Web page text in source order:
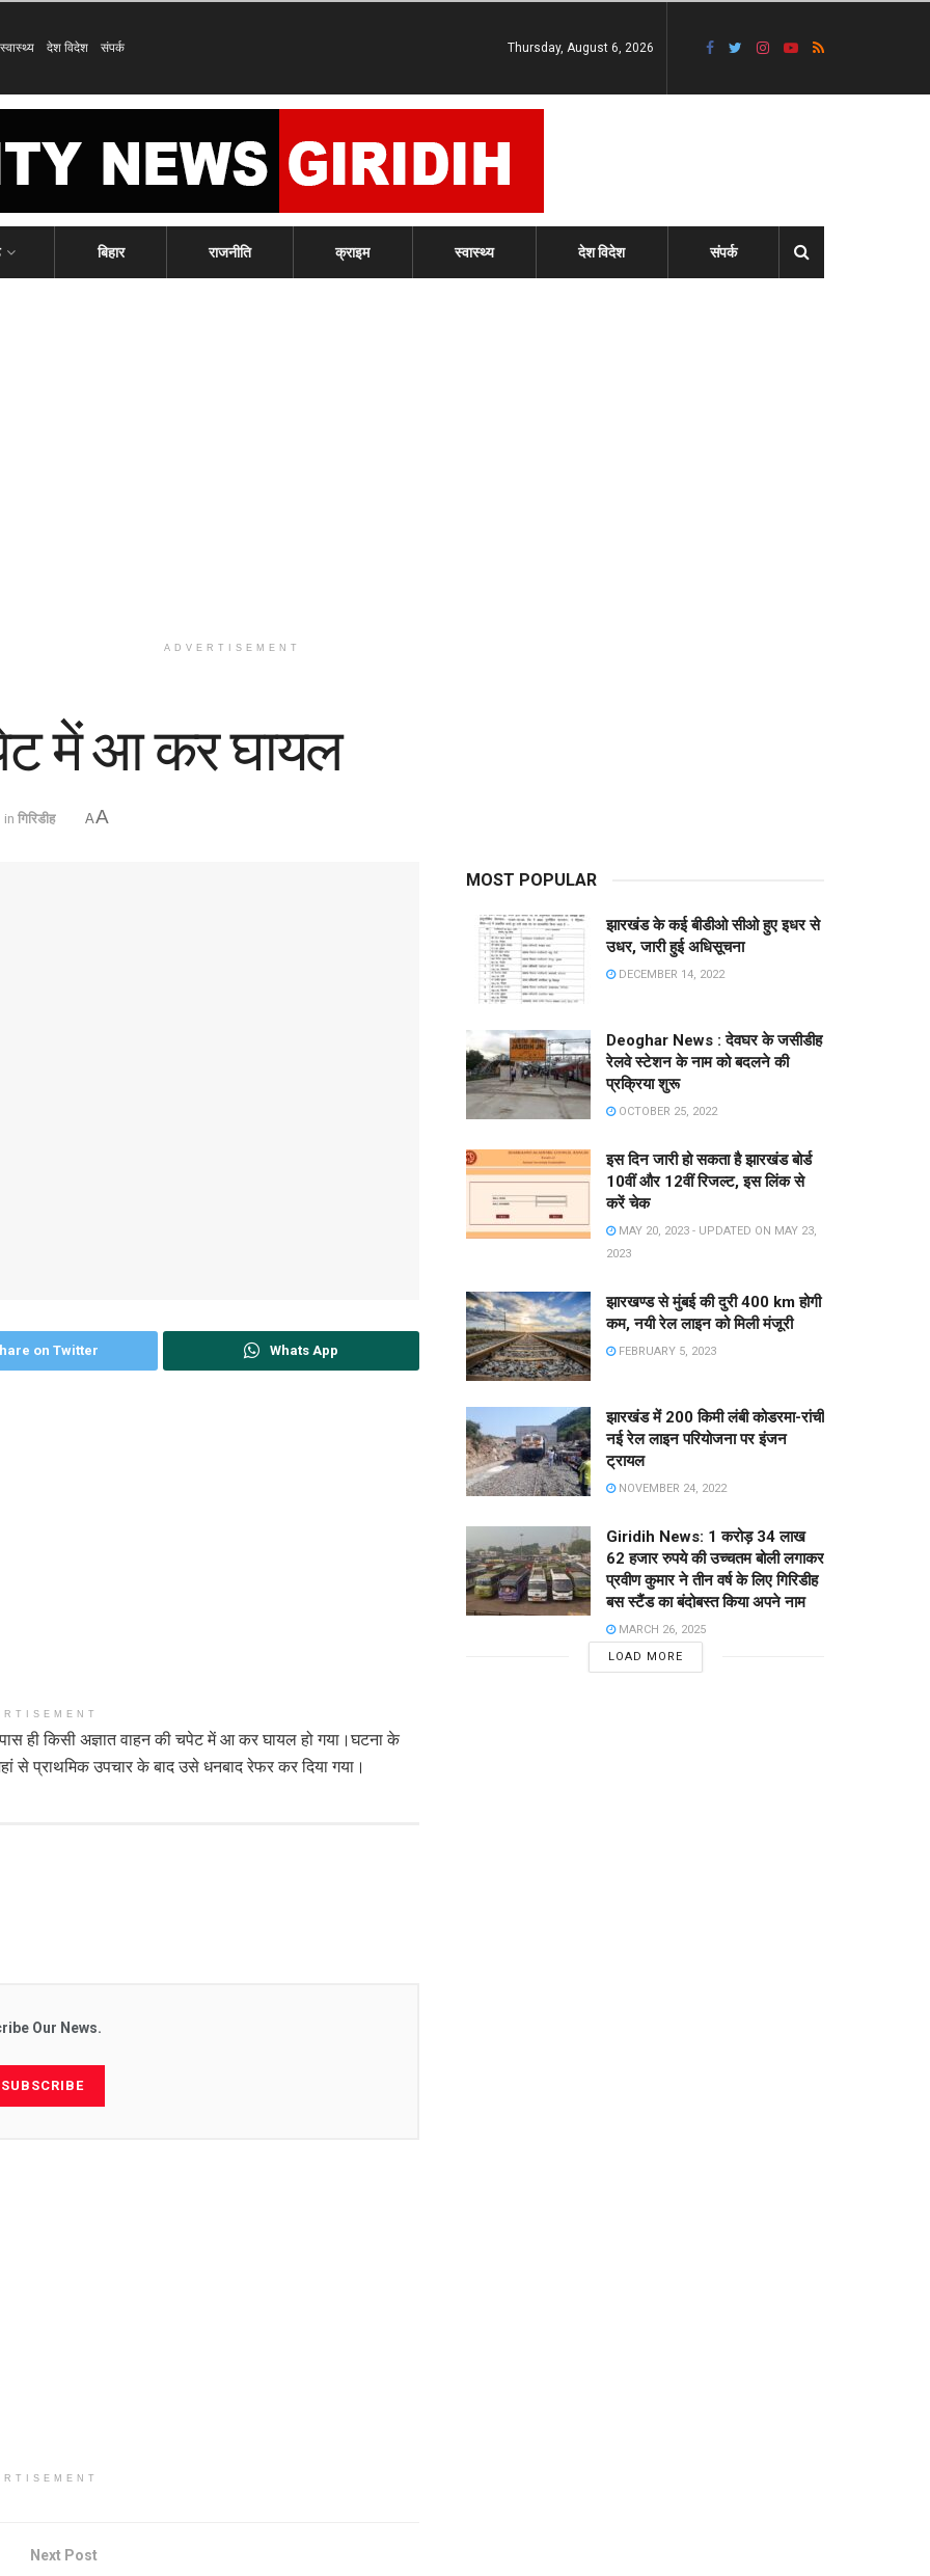
स्वास्थ्य देश विदेश संपर्क Thursday, August 6, 2026
बिहार राजनीति क्राइम स्वास्थ्य देश विदेश संपर्क
ADVERTISEMENT
में आ कर घायल
in गिरिडीह AA
on Twitter Whats App
पास ही किसी अज्ञात वाहन की चपेट में आ कर घायल हो गया।घटना के
से प्राथमिक उपचार के बाद उसे धनबाद रेफर कर दिया गया।
Our News.
SUBSCRIBE
Next Post
MOST POPULAR
झारखंड के कई बीडीओ सीओ हुए इधर से
उधर, जारी हुई अधिसूचना
DECEMBER 14, 2022
Deoghar News : देवघर के जसीडीह
रेलवे स्टेशन के नाम को बदलने की
प्रक्रिया शुरू
OCTOBER 25, 2022
इस दिन जारी हो सकता है झारखंड बोर्ड
10वीं और 12वीं रिजल्ट, इस लिंक से
करें चेक
MAY 20, 2023 - UPDATED ON MAY 23,
2023
झारखण्ड से मुंबई की दुरी 400 km होगी
कम, नयी रेल लाइन को मिली मंजूरी
FEBRUARY 5, 2023
झारखंड में 200 किमी लंबी कोडरमा-रांची
नई रेल लाइन परियोजना पर इंजन
ट्रायल
NOVEMBER 24, 2022
Giridih News: 1 करोड़ 34 लाख
62 हजार रुपये की उच्चतम बोली लगाकर
प्रवीण कुमार ने तीन वर्ष के लिए गिरिडीह
बस स्टैंड का बंदोबस्त किया अपने नाम
MARCH 26, 2025
LOAD MORE